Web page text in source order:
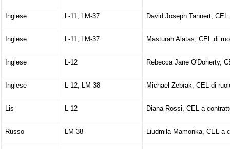
Inglese L-11, LM-37 David Joseph Tannert, CEL
Inglese L-11, LM-37 Masturah Alatas, CEL di
Inglese L-12 Rebecca Jane O'Doherty,
Inglese L-12, LM-38 Michael Zebrak, CEL di
Lis L-12 Diana Rossi, CEL a
Russo LM-38 Liudmila Mamonka, CEL a